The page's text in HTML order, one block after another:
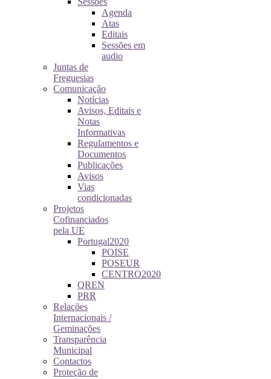
Agenda
Atas
Editais
Sessões em
audio
Juntas de
Freguesias
Comunicação
Notícias
Avisos, Editais e
Notas
Informativas
Regulamentos e
Documentos
Publicações
Avisos
Vias
condicionadas
Projetos
Cofinanciados
pela UE
Portugal2020
POISE
POSEUR
CENTRO2020
QREN
PRR
Relações
Internacionais /
Geminações
Transparência
Municipal
Contactos
Proteção de